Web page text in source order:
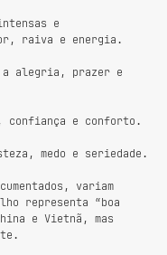
e
raiva e energia.
a alegria, prazer e
confiança e conforto.
medo e seriedade.
variam
representa “boa
e Vietnã, mas